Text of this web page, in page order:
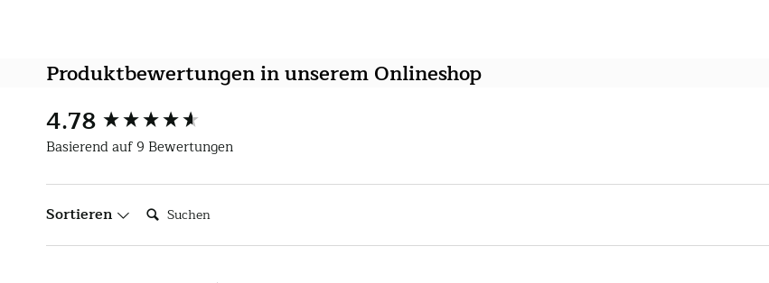
Produktbewertungen in unserem Onlineshop
4.78
Basierend auf 9 Bewertungen
Sortieren Suchen:
New content loaded